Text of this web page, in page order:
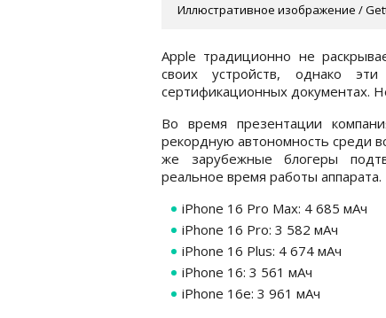
Иллюстративное изображение /
Apple традиционно не
своих устройств, однако
сертификационных документах.
Во время презентации
рекордную автономность среди
же зарубежные блогеры
реальное время работы
iPhone 16 Pro Max: 4 685 мАч
iPhone 16 Pro: 3 582 мАч
iPhone 16 Plus: 4 674 мАч
iPhone 16: 3 561 мАч
iPhone 16e: 3 961 мАч